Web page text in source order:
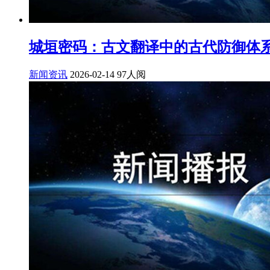
城垣密码：古文翻译中的古代防御体
新闻资讯 2026-02-14 97人阅